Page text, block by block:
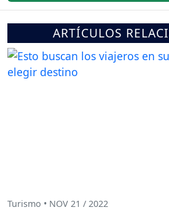
ARTÍCULOS
Turismo • NOV 21 / 2022